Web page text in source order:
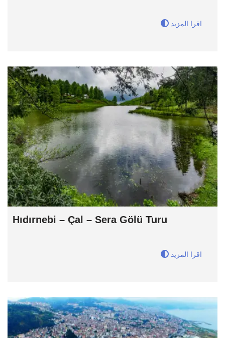
اقرا المزيد
Hıdırnebi – Çal – Sera Gölü Turu
اقرا المزيد